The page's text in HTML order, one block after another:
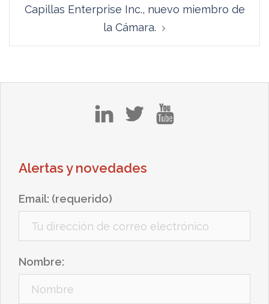
Capillas Enterprise Inc., nuevo miembro de
la Cámara.
Alertas y novedades
Email: (requerido)
Nombre: